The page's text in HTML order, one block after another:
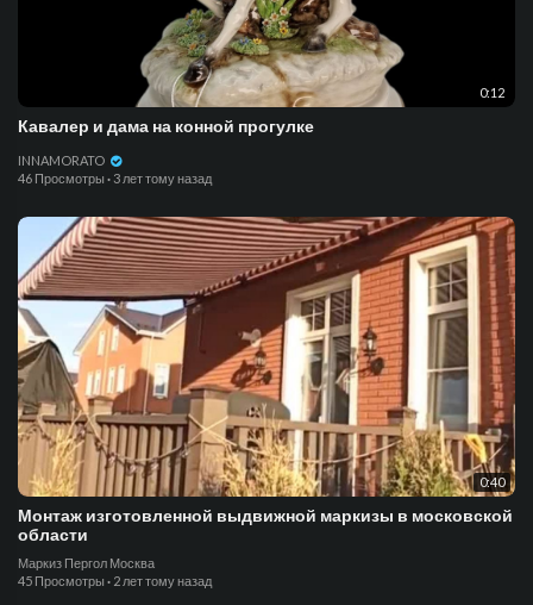
0:12
Кавалер и дама на конной прогулке
INNAMORATO
46 Просмотры · 3 лет тому назад
0:40
Монтаж изготовленной выдвижной маркизы в московской
области
Маркиз Пергол Москва
45 Просмотры · 2 лет тому назад